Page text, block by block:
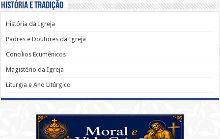
História e Tradição
História da Igreja
Padres e Doutores da Igreja
Concílios Ecumênicos
Magistério da Igreja
Liturgia e Ano Litúrgico